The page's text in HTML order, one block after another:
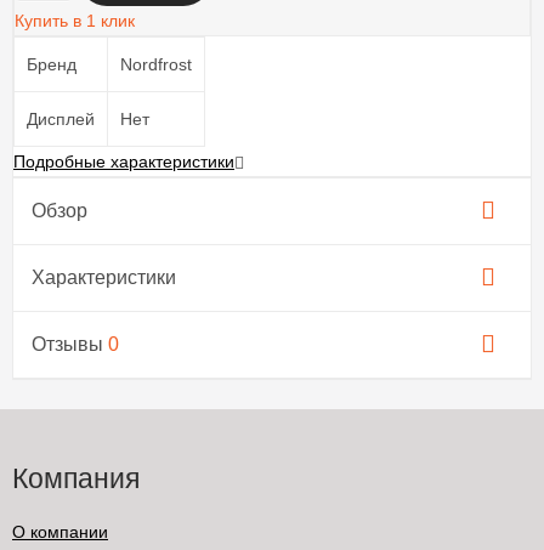
Купить в 1 клик
Бренд Nordfrost
Дисплей Нет
Подробные характеристики
Обзор
Характеристики
Отзывы 0
Компания
О компании